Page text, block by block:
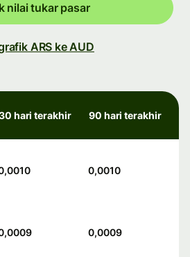
nilai tukar pasar
ARS ke AUD
hari terakhir 90 hari terakhir
0,0010
0,0009